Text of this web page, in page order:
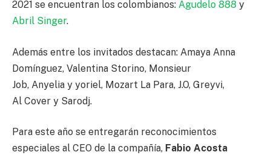
2021 se encuentran los colombianos: Agudelo 888 y
Abril Singer.
Además entre los invitados destacan: Amaya Anna
Domínguez, Valentina Storino, Monsieur
Job, Anyelia y yoriel, Mozart La Para, J.O, Greyvi,
Al Cover y Sarodj.
Para este año se entregarán reconocimientos
especiales al CEO de la compañía, Fabio Acosta